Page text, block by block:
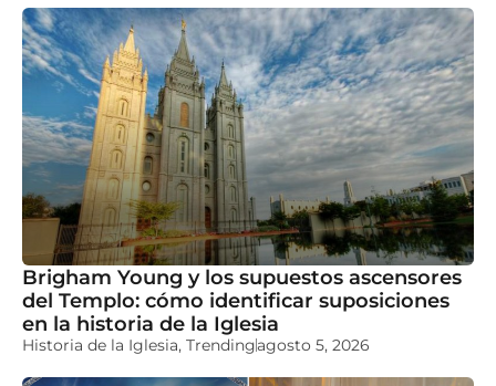
Brigham Young y los supuestos ascensores
del Templo: cómo identificar suposiciones
en la historia de la Iglesia
Historia de la Iglesia, Trendingagosto 5, 2026